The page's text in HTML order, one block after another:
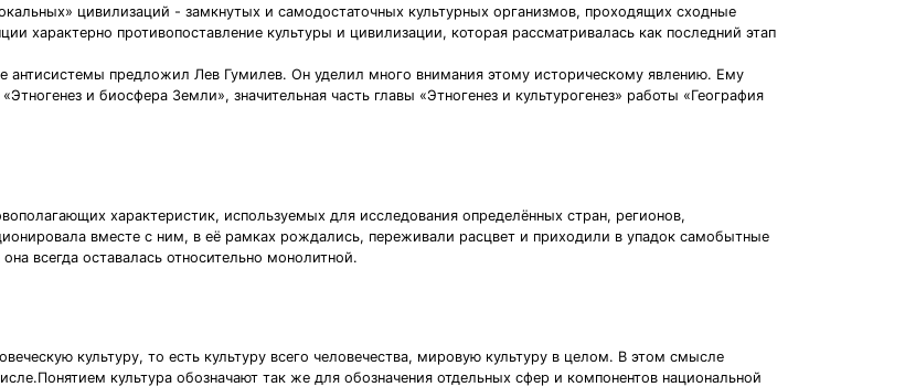
цивилизаций - замкнутых и самодостаточных культурных организмов, проходящих сходные
характерно противопоставление культуры и цивилизации, которая рассматривалась как последний этап
антисистемы предложил Лев Гумилев. Он уделил много внимания этому историческому явлению. Ему
и биосфера Земли», значительная часть главы «Этногенез и культурогенез» работы «География
характеристик, используемых для исследования определённых стран, регионов,
вместе с ним, в её рамках рождались, переживали расцвет и приходили в упадок самобытные
всегда оставалась относительно монолитной.
культуру, то есть культуру всего человечества, мировую культуру в целом. В этом смысле
культура обозначают так же для обозначения отдельных сфер и компонентов национальной